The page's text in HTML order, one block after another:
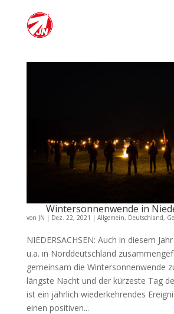
Wintersonnenwende in
von JN | Dez. 22, 2021 | Allgemein, Deutschland,
NIEDERSACHSEN: Auch in diesem
u.a. in Norddeutschland
gemeinsam die Wintersonnenwende
längste Nacht und der kürzeste Tag
ist ein jährlich wiederkehrendes
einen positiven...